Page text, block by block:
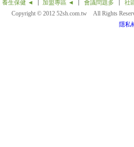
養生保健 ◄ 加盟專區 ◄ 會議問題多
社
Copyright © 2012 52sh.com.tw All Rights
隱私